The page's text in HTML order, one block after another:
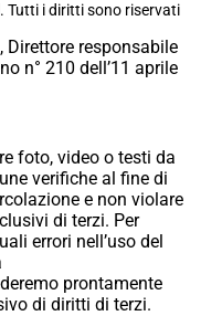
Tutti i diritti sono riservati
responsabile
n° 210 dell’11 aprile
foto, video o testi da
verifiche al fine di
e non violare
di terzi. Per
errori nell’uso del
prontamente
di diritti di terzi.